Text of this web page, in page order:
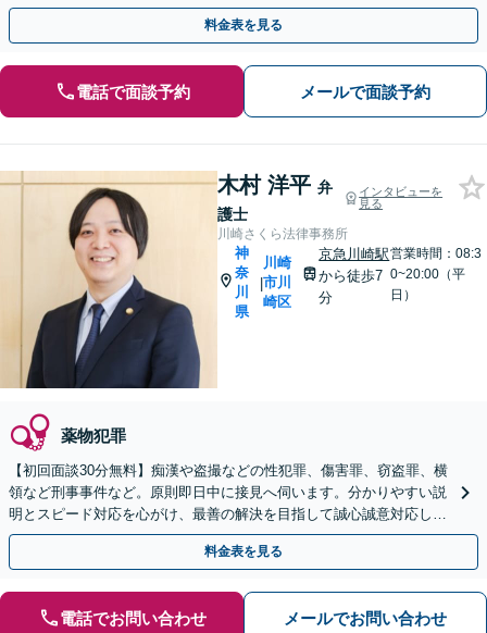
を正常な方向へ」少年事件の実績多数【休日夜間相談可】
料金表を見る
電話で面談予約 メールで面談予約
木村 洋平 弁
護士
インタビューを
見る
川崎さくら法律事務所
神
奈
川
県
|
川崎
市川
崎区
京急川崎駅
から徒歩7
分
営業時間：08:3
0~20:00（平
日）
薬物犯罪
【初回面談30分無料】痴漢や盗撮などの性犯罪、傷害罪、窃盗罪、横
領など刑事事件など。原則即日中に接見へ伺います。分かりやすい説
明とスピード対応を心がけ、最善の解決を目指して誠心誠意対応しま
す【土日・夜間面談OK】【オンライン相談可】
料金表を見る
電話でお問い合わせ メールでお問い合わせ